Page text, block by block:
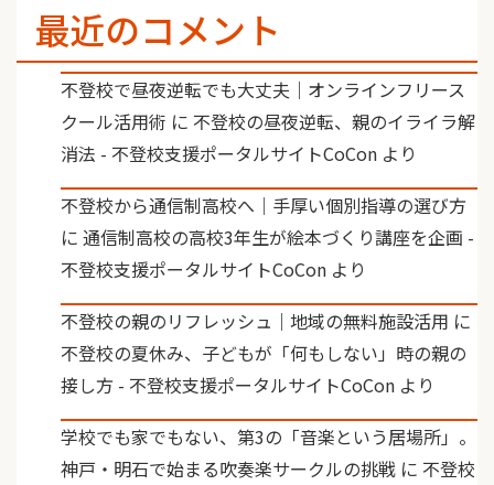
最近のコメント
不登校で昼夜逆転でも大丈夫｜オンラインフリース
クール活用術 に 不登校の昼夜逆転、親のイライラ解
消法 - 不登校支援ポータルサイトCoCon より
不登校から通信制高校へ｜手厚い個別指導の選び方
に 通信制高校の高校3年生が絵本づくり講座を企画 -
不登校支援ポータルサイトCoCon より
不登校の親のリフレッシュ｜地域の無料施設活用 に
不登校の夏休み、子どもが「何もしない」時の親の
接し方 - 不登校支援ポータルサイトCoCon より
学校でも家でもない、第3の「音楽という居場所」。
神戸・明石で始まる吹奏楽サークルの挑戦 に 不登校